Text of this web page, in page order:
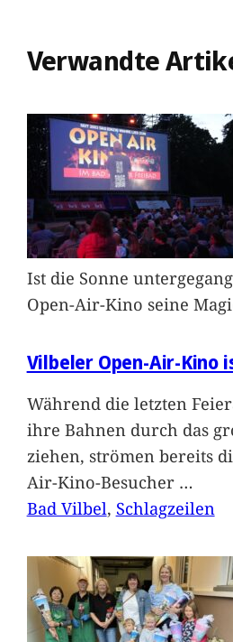
Verwandte
Ist die Sonne
Open-Air-Kino seine
Vilbeler Open-Air-Kino
Während die letzten
ihre Bahnen durch das
ziehen, strömen bereits
Air-Kino-Besucher …
Bad Vilbel, Schlagzeilen